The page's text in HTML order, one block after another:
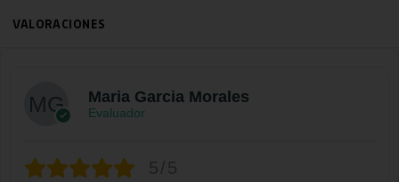
VALORACIONES
Maria Garcia Morales
Evaluador
5/5